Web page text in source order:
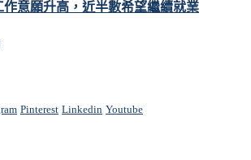
作意願升高，近半數希望繼續就業
Pinterest Linkedin Youtube